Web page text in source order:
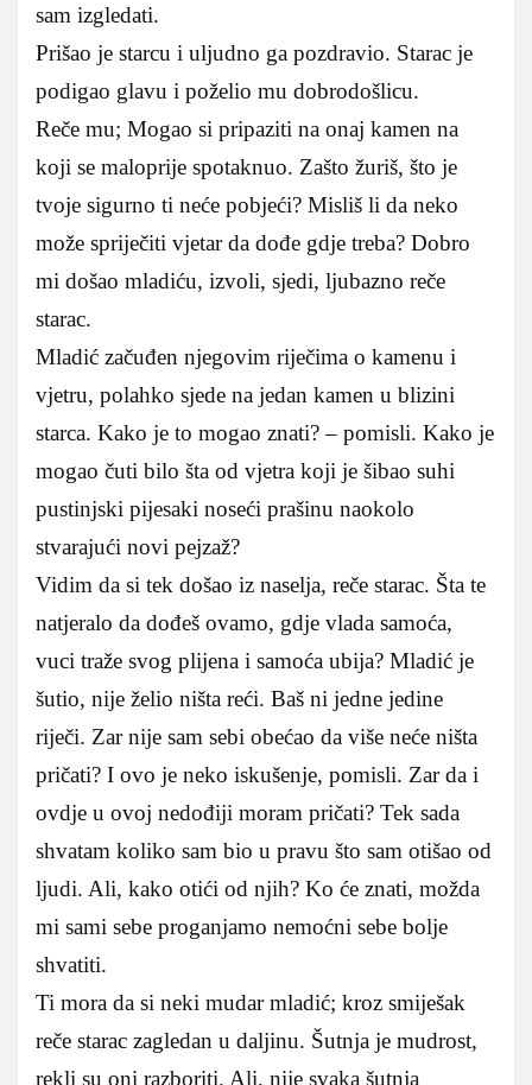
sam izgledati.
Prišao je starcu i uljudno ga pozdravio. Starac je
podigao glavu i poželio mu dobrodošlicu.
Reče mu; Mogao si pripaziti na onaj kamen na
koji se maloprije spotaknuo. Zašto žuriš, što je
tvoje sigurno ti neće pobjeći? Misliš li da neko
može spriječiti vjetar da dođe gdje treba? Dobro
mi došao mladiću, izvoli, sjedi, ljubazno reče
starac.
Mladić začuđen njegovim riječima o kamenu i
vjetru, polahko sjede na jedan kamen u blizini
starca. Kako je to mogao znati? – pomisli. Kako je
mogao čuti bilo šta od vjetra koji je šibao suhi
pustinjski pijesaki noseći prašinu naokolo
stvarajući novi pejzaž?
Vidim da si tek došao iz naselja, reče starac. Šta te
natjeralo da dođeš ovamo, gdje vlada samoća,
vuci traže svog plijena i samoća ubija? Mladić je
šutio, nije želio ništa reći. Baš ni jedne jedine
riječi. Zar nije sam sebi obećao da više neće ništa
pričati? I ovo je neko iskušenje, pomisli. Zar da i
ovdje u ovoj nedođiji moram pričati? Tek sada
shvatam koliko sam bio u pravu što sam otišao od
ljudi. Ali, kako otići od njih? Ko će znati, možda
mi sami sebe proganjamo nemoćni sebe bolje
shvatiti.
Ti mora da si neki mudar mladić; kroz smiješak
reče starac zagledan u daljinu. Šutnja je mudrost,
rekli su oni razboriti. Ali, nije svaka šutnja